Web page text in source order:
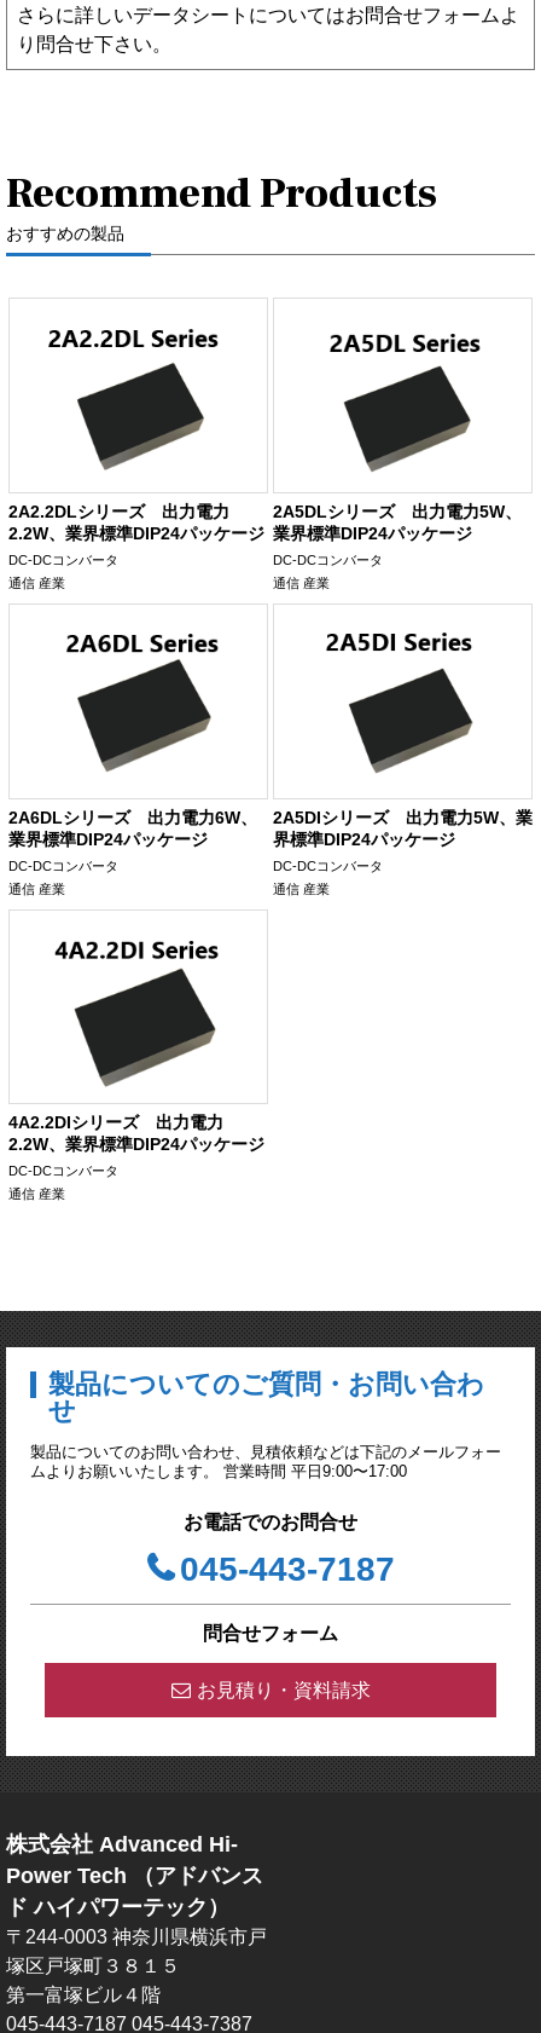
さらに詳しいデータシートについてはお問合せフォームよ
り問合せ下さい。
Recommend Products
おすすめの製品
2A2.2DLシリーズ 出力電力
2.2W、業界標準DIP24パッケージ
DC-DCコンバータ
通信 産業
2A5DLシリーズ 出力電力5W、
業界標準DIP24パッケージ
DC-DCコンバータ
通信 産業
2A6DLシリーズ 出力電力6W、
業界標準DIP24パッケージ
DC-DCコンバータ
通信 産業
2A5DIシリーズ 出力電力5W、業
界標準DIP24パッケージ
DC-DCコンバータ
通信 産業
4A2.2DIシリーズ 出力電力
2.2W、業界標準DIP24パッケージ
DC-DCコンバータ
通信 産業
製品についてのご質問・お問い合わ
せ
製品についてのお問い合わせ、見積依頼などは下記のメールフォー
ムよりお願いいたします。 営業時間 平日9:00〜17:00
お電話でのお問合せ
045-443-7187
問合せフォーム
お見積り・資料請求
株式会社 Advanced Hi-
Power Tech （アドバンス
ド ハイパワーテック）
〒244-0003 神奈川県横浜市戸
塚区戸塚町３８１５
第一富塚ビル４階
045-443-7187 045-443-7387